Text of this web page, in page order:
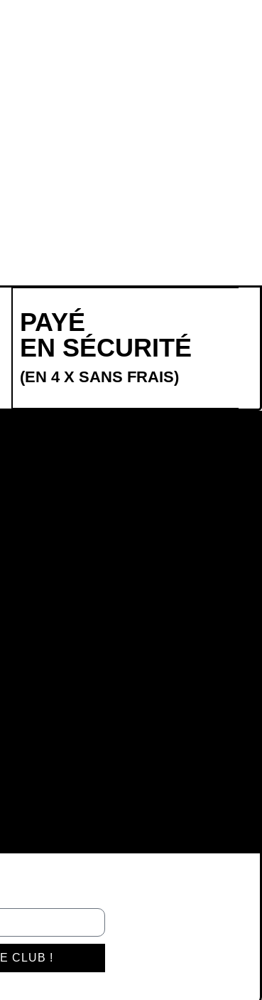
PAYÉ
EN SÉCURITÉ
(EN 4 X SANS FRAIS)
CLUB !